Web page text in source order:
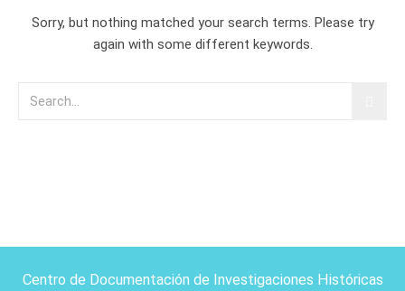
Sorry, but nothing matched your search terms. Please try
again with some different keywords.
Centro de Documentación de Investigaciones Históricas